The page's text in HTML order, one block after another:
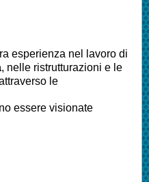
esperienza nel lavoro di
, nelle ristrutturazioni e le
le
essere visionate